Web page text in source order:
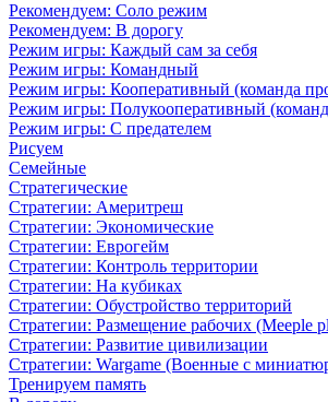
Рекомендуем: Соло режим
Рекомендуем: В дорогу
Режим игры: Каждый сам за себя
Режим игры: Командный
Режим игры: Кооперативный (команда
Режим игры: Полукооперативный
Режим игры: С предателем
Рисуем
Семейные
Стратегические
Стратегии: Америтреш
Стратегии: Экономические
Стратегии: Еврогейм
Стратегии: Контроль территории
Стратегии: На кубиках
Стратегии: Обустройство территорий
Стратегии: Размещение рабочих (Meeple
Стратегии: Развитие цивилизации
Стратегии: Wargame (Военные с
Тренируем память